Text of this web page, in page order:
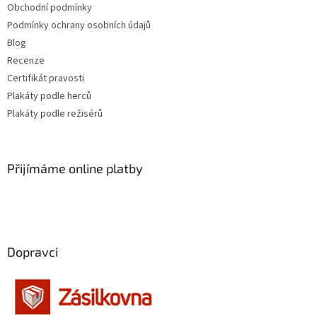
Martin Scorsese 13
Otakar Fuka
Stanislav Strnad
Jiří Svoboda 13
Tomáš Vorel st.
Tony Scott 12
Obchodní podmínky
Podmínky ochrany osobních údajů
Blog
Recenze
Certifikát pravosti
Plakáty podle herců
Plakáty podle režisérů
Přijímáme online platby
Dopravci